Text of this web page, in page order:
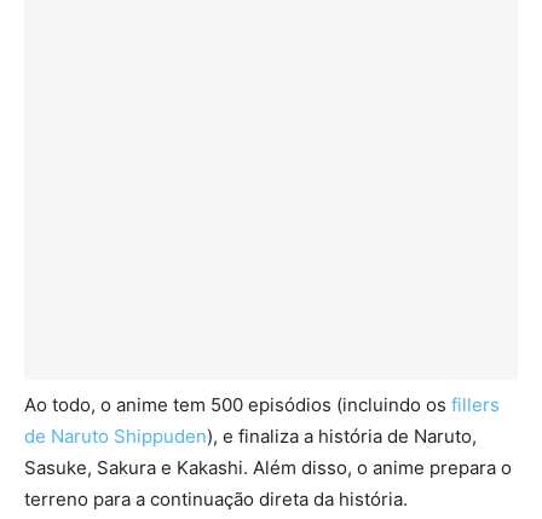
Ao todo, o anime tem 500 episódios (incluindo os fillers
de Naruto Shippuden), e finaliza a história de Naruto,
Sasuke, Sakura e Kakashi. Além disso, o anime prepara o
terreno para a continuação direta da história.